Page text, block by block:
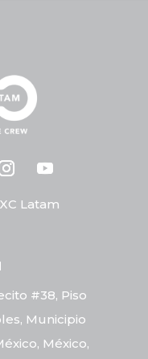
Latam
#38, Piso
Municipio
México,